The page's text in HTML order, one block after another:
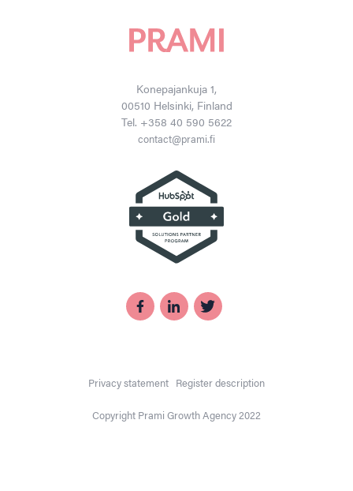
Konepajankuja 1,
00510 Helsinki, Finland
Tel. +358 40 590 5622
contact@prami.fi
Privacy statement Register description
Copyright Prami Growth Agency 2022